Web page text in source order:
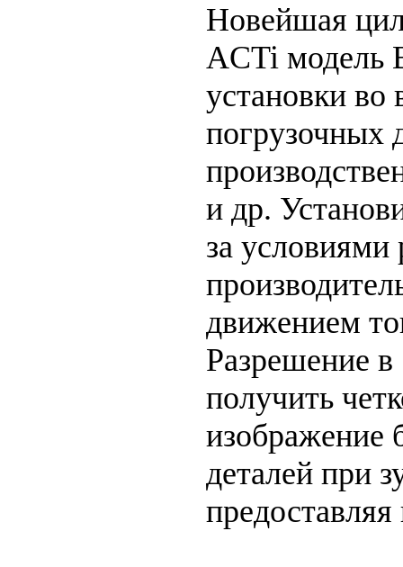
Новейшая
ACTi модель
установки во
погрузочных
и др.
за условиями
движением
Разрешение
получить
изображение
деталей при